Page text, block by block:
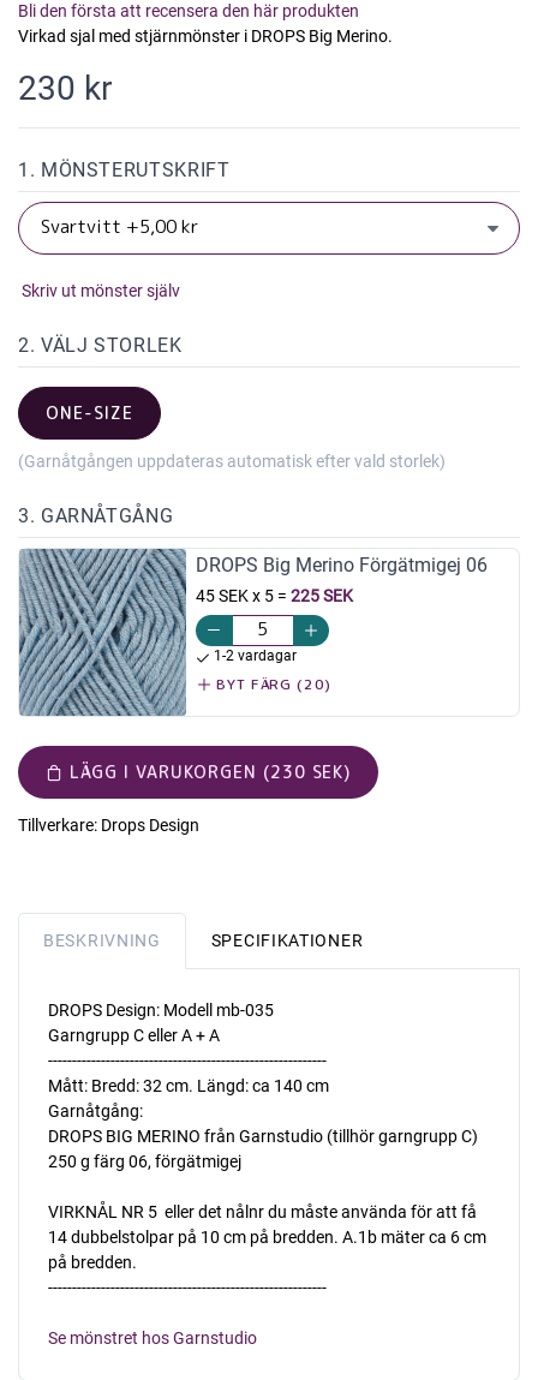
Bli den första att recensera den här produkten
Virkad sjal med stjärnmönster i DROPS Big Merino.
230 kr
1. MÖNSTERUTSKRIFT
Skriv ut mönster själv
2. VÄLJ STORLEK
ONE-SIZE
(Garnåtgången uppdateras automatisk efter vald storlek)
3. GARNÅTGÅNG
DROPS Big Merino Förgätmigej 06
45 SEK x 5= 225 SEK
1-2 vardagar
BYT FÄRG (20)
LÄGG I VARUKORGEN (230 SEK)
Tillverkare: Drops Design
BESKRIVNING SPECIFIKATIONER
DROPS Design: Modell mb-035
Garngrupp C eller A + A
----------------------------------------------------------
Mått: Bredd: 32 cm. Längd: ca 140 cm
Garnåtgång:
DROPS BIG MERINO från Garnstudio (tillhör garngrupp C)
250 g färg 06, förgätmigej
VIRKNÅL NR 5  eller det nålnr du måste använda för att få
14 dubbelstolpar på 10 cm på bredden. A.1b mäter ca 6 cm
på bredden.
----------------------------------------------------------
Se mönstret hos Garnstudio